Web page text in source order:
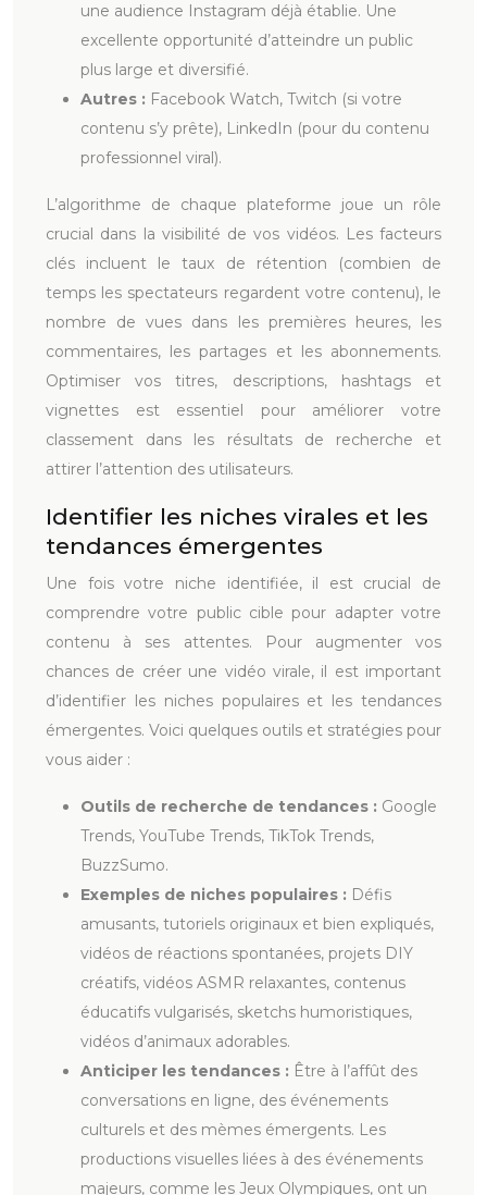
une audience Instagram déjà établie. Une
excellente opportunité d’atteindre un public
plus large et diversifié.
Autres : Facebook Watch, Twitch (si votre
contenu s’y prête), LinkedIn (pour du contenu
professionnel viral).
L’algorithme de chaque plateforme joue un rôle
crucial dans la visibilité de vos vidéos. Les facteurs
clés incluent le taux de rétention (combien de
temps les spectateurs regardent votre contenu), le
nombre de vues dans les premières heures, les
commentaires, les partages et les abonnements.
Optimiser vos titres, descriptions, hashtags et
vignettes est essentiel pour améliorer votre
classement dans les résultats de recherche et
attirer l’attention des utilisateurs.
Identifier les niches virales et les
tendances émergentes
Une fois votre niche identifiée, il est crucial de
comprendre votre public cible pour adapter votre
contenu à ses attentes. Pour augmenter vos
chances de créer une vidéo virale, il est important
d’identifier les niches populaires et les tendances
émergentes. Voici quelques outils et stratégies pour
vous aider :
Outils de recherche de tendances : Google
Trends, YouTube Trends, TikTok Trends,
BuzzSumo.
Exemples de niches populaires : Défis
amusants, tutoriels originaux et bien expliqués,
vidéos de réactions spontanées, projets DIY
créatifs, vidéos ASMR relaxantes, contenus
éducatifs vulgarisés, sketchs humoristiques,
vidéos d’animaux adorables.
Anticiper les tendances : Être à l’affût des
conversations en ligne, des événements
culturels et des mèmes émergents. Les
productions visuelles liées à des événements
majeurs, comme les Jeux Olympiques, ont un